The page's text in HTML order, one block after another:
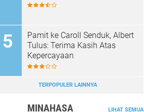
Pamit ke Caroll Senduk, Albert
Tulus: Terima Kasih Atas
Kepercayaan
TERPOPULER LAINNYA
MINAHASA LIHAT SEMUA